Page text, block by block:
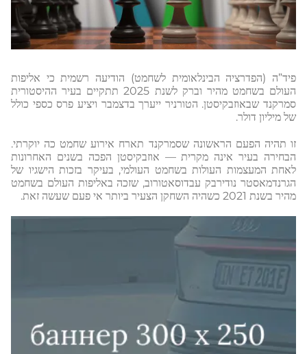
פיד”ה (הפדרציה הבינלאומית לשחמט) הודיעה רשמית כי אליפות
העולם בשחמט מהיר וברק לשנת 2025 תתקיים בעיר ההיסטורית
סמרקנד שבאוזבקיסטן. הטורניר ייערך בדצמבר ויציע פרס כספי כולל
של מיליון דולר.
זו תהיה הפעם הראשונה שסמרקנד תארח אירוע שחמט כה יוקרתי.
הבחירה בעיר אינה מקרית — אוזבקיסטן הפכה בשנים האחרונות
לאחת המעצמות העולות בשחמט העולמי, בעיקר בזכות הישגיו של
הגרנדמאסטר נודירבק עבדוסאטורוב, שזכה באליפות העולם בשחמט
מהיר בשנת 2021 כשהיה השחקן הצעיר ביותר אי פעם שעשה זאת.